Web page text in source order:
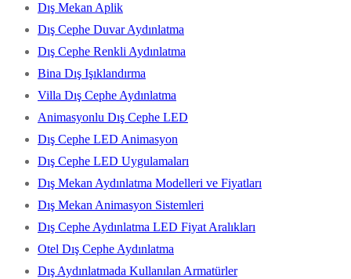
Dış Mekan Aplik
Dış Cephe Duvar Aydınlatma
Dış Cephe Renkli Aydınlatma
Bina Dış Işıklandırma
Villa Dış Cephe Aydınlatma
Animasyonlu Dış Cephe LED
Dış Cephe LED Animasyon
Dış Cephe LED Uygulamaları
Dış Mekan Aydınlatma Modelleri ve Fiyatları
Dış Mekan Animasyon Sistemleri
Dış Cephe Aydınlatma LED Fiyat Aralıkları
Otel Dış Cephe Aydınlatma
Dış Aydınlatmada Kullanılan Armatürler